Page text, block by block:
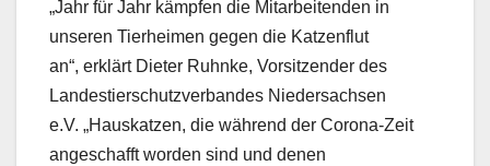
„Jahr für Jahr kämpfen die Mitarbeitenden in
unseren Tierheimen gegen die Katzenflut
an“, erklärt Dieter Ruhnke, Vorsitzender des
Landestierschutzverbandes Niedersachsen
e.V. „Hauskatzen, die während der Corona-Zeit
angeschafft worden sind und denen